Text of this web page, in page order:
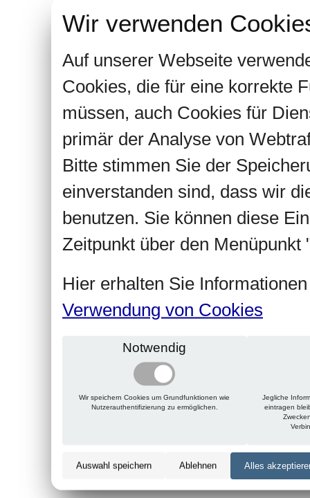
Wir verwenden
Auf unserer Webseite
Cookies, die für eine korrekte
müssen, auch Cookies für
primär der Analyse von
Bitte stimmen Sie der
einverstanden sind, dass wir
benutzen. Sie können diese
Zeitpunkt über den Menüpunkt
Hier erhalten Sie
Verwendung von Cookies
Notwendig
Wir speichern Cookies um Grundfunktionen wie
Nutzerauthentifizierung zu ermöglichen.
Jegliche
eintragen
Auswahl speichern Ablehnen Alles